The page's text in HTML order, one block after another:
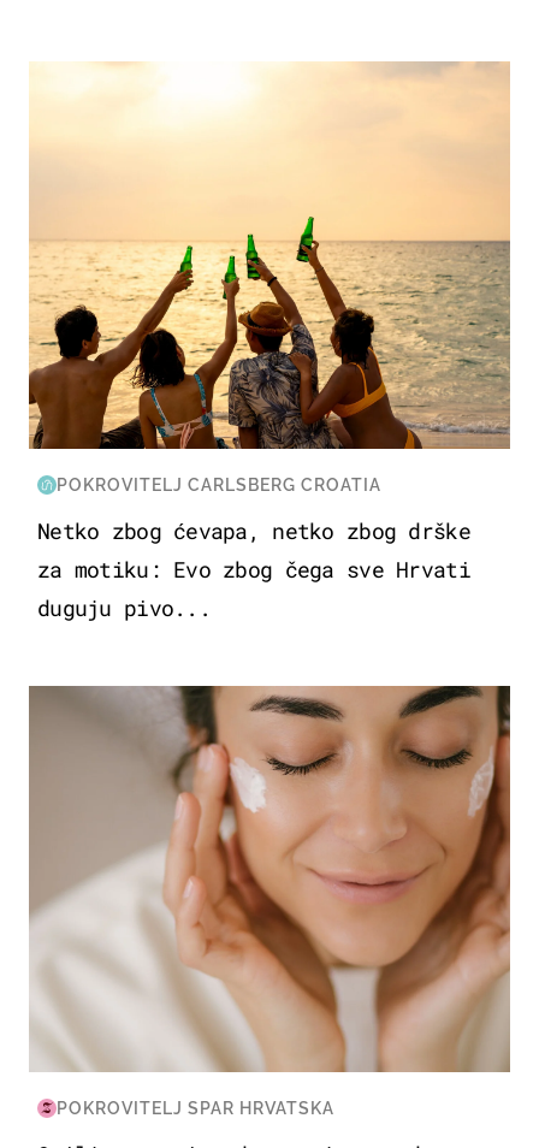
POKROVITELJ CARLSBERG CROATIA
Netko zbog ćevapa, netko zbog drške
za motiku: Evo zbog čega sve Hrvati
duguju pivo...
MODA & LJEPOTA
POKROVITELJ SPAR HRVATSKA